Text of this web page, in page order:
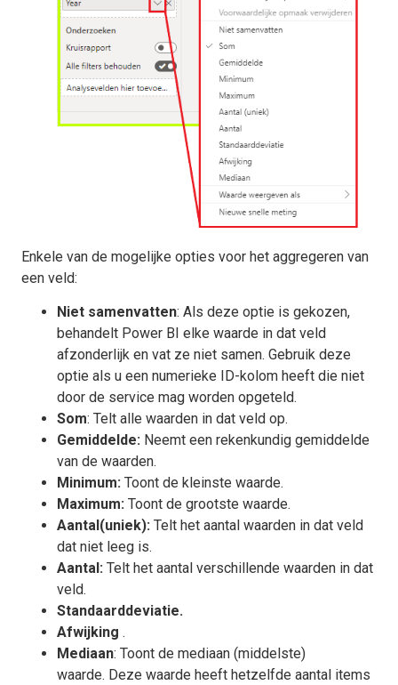
Enkele van de mogelijke opties voor het aggregeren van
een veld:
Niet samenvatten: Als deze optie is gekozen,
behandelt Power BI elke waarde in dat veld
afzonderlijk en vat ze niet samen. Gebruik deze
optie als u een numerieke ID-kolom heeft die niet
door de service mag worden opgeteld.
Som: Telt alle waarden in dat veld op.
Gemiddelde: Neemt een rekenkundig gemiddelde
van de waarden.
Minimum: Toont de kleinste waarde.
Maximum: Toont de grootste waarde.
Aantal(uniek): Telt het aantal waarden in dat veld
dat niet leeg is.
Aantal: Telt het aantal verschillende waarden in dat
veld.
Standaarddeviatie.
Afwijking .
Mediaan: Toont de mediaan (middelste)
waarde. Deze waarde heeft hetzelfde aantal items